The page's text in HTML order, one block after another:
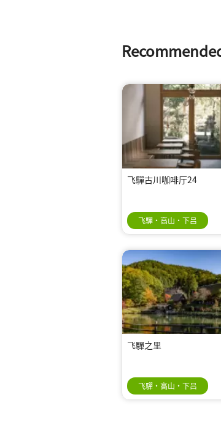
飞驒古川咖啡厅24
飞驒・高山・下吕
飞驒之里
飞驒・高山・下吕